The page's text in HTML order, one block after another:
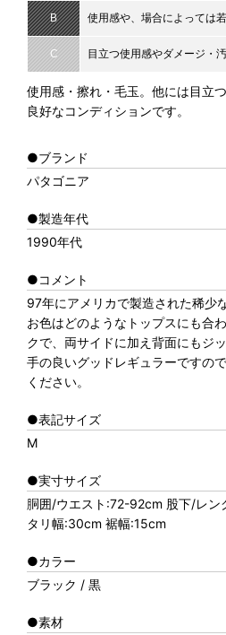
B 使用感や、場合によっては
C 目立つ使用感やダメージ・
使用感・擦れ・毛玉。他には目立
良好なコンディションです。
●ブランド
パタゴニア
●製造年代
1990年代
●コメント
97年にアメリカで製造された稀少
お色はどのようなトップスにも合
クで、両サイドに加え背面にもジ
手の良いグッドレギュラーですの
ください。
●表記サイズ
M
●実寸サイズ
胴囲/ウエスト:72-92cm 股下/レ
タリ幅:30cm 裾幅:15cm
●カラー
ブラック / 黒
●素材